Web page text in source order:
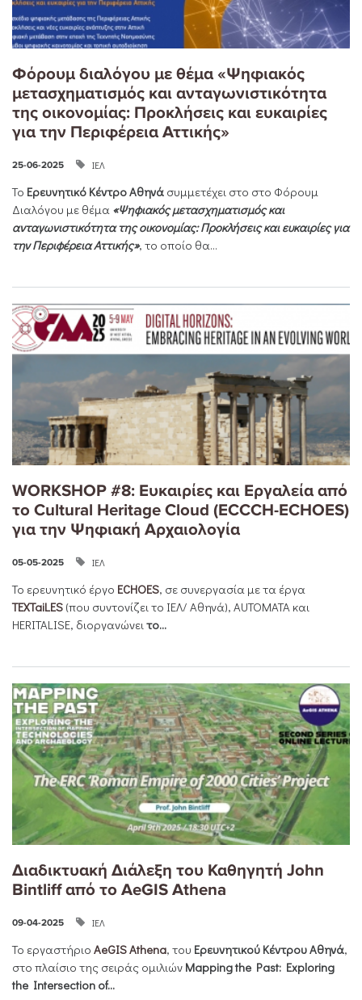
Φόρουμ διαλόγου με θέμα «Ψηφιακός
μετασχηματισμός και ανταγωνιστικότητα
της οικονομίας: Προκλήσεις και ευκαιρίες
για την Περιφέρεια Αττικής»
25-06-2025 ΙΕΛ
Το Ερευνητικό Κέντρο Αθηνά συμμετέχει στο στο Φόρουμ
Διαλόγου με θέμα «Ψηφιακός μετασχηματισμός και
ανταγωνιστικότητα της οικονομίας: Προκλήσεις και ευκαιρίες για
την Περιφέρεια Αττικής», το οποίο θα...
WORKSHOP #8: Ευκαιρίες και Εργαλεία από
το Cultural Heritage Cloud (ECCCH-ECHOES)
για την Ψηφιακή Αρχαιολογία
05-05-2025 ΙΕΛ
Το ερευνητικό έργο ECHOES, σε συνεργασία με τα έργα
TEXTaiLES (που συντονίζει το ΙΕΛ/ Αθηνά), AUTOMATA και
HERITALISE, διοργανώνει το...
Διαδικτυακή Διάλεξη του Καθηγητή John
Bintliff από το AeGIS Athena
09-04-2025 ΙΕΛ
Το εργαστήριο AeGIS Athena, του Ερευνητικού ΚέντρουΑθηνά,
στο πλαίσιο της σειράς ομιλιών Mapping the Past: Exploring
the Intersection of...